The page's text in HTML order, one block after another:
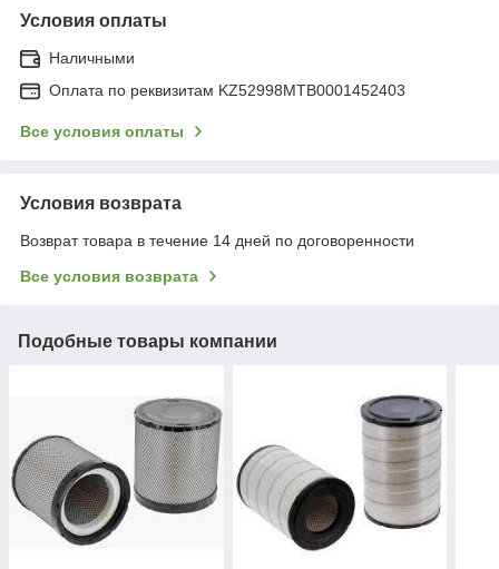
Условия оплаты
Наличными
Оплата по реквизитам KZ52998MTB0001452403
Все условия оплаты
Условия возврата
Возврат товара в течение 14 дней по договоренности
Все условия возврата
Подобные товары компании